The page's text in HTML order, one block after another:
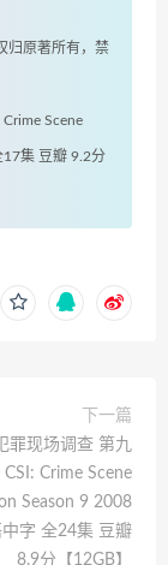
归原著所有，禁
Scene
17集 豆瓣 9.2分
下一篇
罪现场调查 第九
CSI: Crime Scene
Season 9 2008
中字 全24集 豆瓣
8.9分【12GB】